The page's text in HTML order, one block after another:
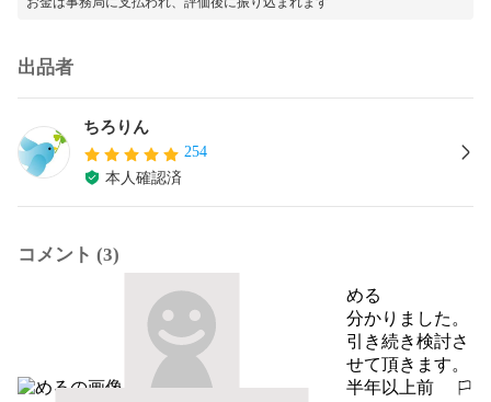
出品者
ちろりん
254
本人確認済
コメント (3)
める
分かりました。
引き続き検討さ
せて頂きます。
半年以上前
報告する